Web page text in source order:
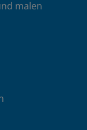
malen